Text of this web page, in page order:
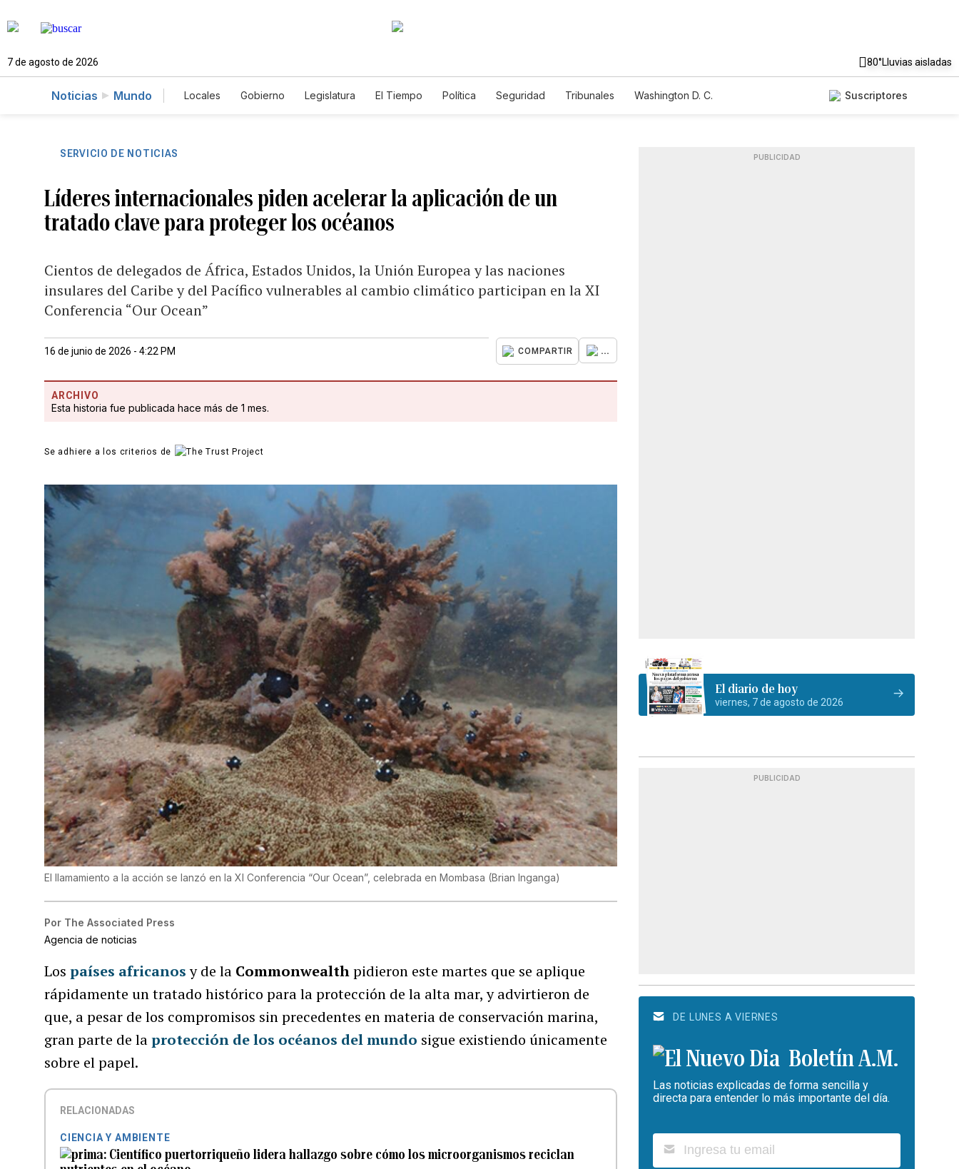
7 de agosto de 2026 80°Lluvias aisladas
Noticias Mundo Locales Gobierno Legislatura El Tiempo Política Seguridad Tribunales
Washington D. C.
Suscriptores
SERVICIO DE NOTICIAS
Líderes internacionales piden acelerar la aplicación de un
tratado clave para proteger los océanos
Cientos de delegados de África, Estados Unidos, la Unión Europea y las naciones
insulares del Caribe y del Pacífico vulnerables al cambio climático participan en la XI
Conferencia “Our Ocean”
16 de junio de 2026 - 4:22 PM COMPARTIR ...
ARCHIVO
Esta historia fue publicada hace más de 1 mes.
Se adhiere a los criterios de
El llamamiento a la acción se lanzó en la XI Conferencia “Our Ocean”, celebrada en Mombasa (Brian Inganga)
Por The Associated Press
Agencia de noticias
Lospaíses africanosy de la Commonwealthpidieron este martes que se aplique
rápidamente un tratado histórico para la protección de la alta mar, y advirtieron de
que, a pesar de los compromisos sin precedentes en materia de conservación marina,
gran parte de laprotección de los océanos del mundo sigue existiendo únicamente
sobre el papel.
RELACIONADAS
CIENCIA Y AMBIENTE
Científico puertorriqueño lidera hallazgo sobre cómo los microorganismos reciclan
PUBLICIDAD
El diario de hoy
viernes, 7 de agosto de 2026
PUBLICIDAD
DE LUNES A VIERNES
Boletín A.M.
Las noticias explicadas de forma sencilla y
directa para entender lo más importante del día.